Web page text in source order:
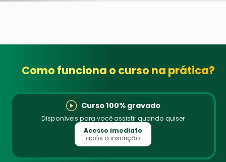
Como funciona o curso na prática?
Curso 100% gravado
Disponíveis para você assistir quando quiser
Acesso imediato
após a inscrição